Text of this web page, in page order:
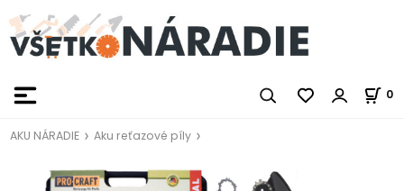
0
AKU NÁRADIE Aku reťazové píly